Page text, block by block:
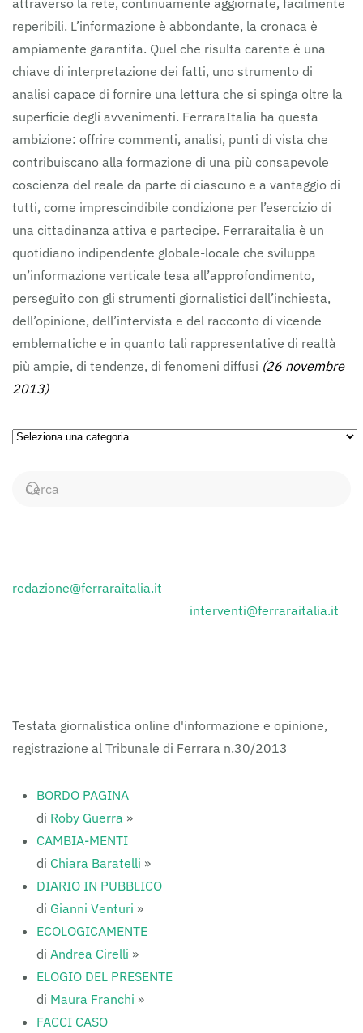
attraverso la rete, continuamente aggiornate, facilmente
reperibili. L’informazione è abbondante, la cronaca è
ampiamente garantita. Quel che risulta carente è una
chiave di interpretazione dei fatti, uno strumento di
analisi capace di fornire una lettura che si spinga oltre la
superficie degli avvenimenti. FerraraItalia ha questa
ambizione: offrire commenti, analisi, punti di vista che
contribuiscano alla formazione di una più consapevole
coscienza del reale da parte di ciascuno e a vantaggio di
tutti, come imprescindibile condizione per l’esercizio di
una cittadinanza attiva e partecipe. Ferraraitalia è un
quotidiano indipendente globale-locale che sviluppa
un’informazione verticale tesa all’approfondimento,
perseguito con gli strumenti giornalistici dell’inchiesta,
dell’opinione, dell’intervista e del racconto di vicende
emblematiche e in quanto tali rappresentative di realtà
più ampie, di tendenze, di fenomeni diffusi (26 novembre
2013)
Ricerca
Categorie
redazione@ferraraitalia.it
interventi@ferraraitalia.it
Testata giornalistica online d'informazione e opinione,
registrazione al Tribunale di Ferrara n.30/2013
BORDO PAGINA
di Roby Guerra »
CAMBIA-MENTI
di Chiara Baratelli »
DIARIO IN PUBBLICO
di Gianni Venturi »
ECOLOGICAMENTE
di Andrea Cirelli »
ELOGIO DEL PRESENTE
di Maura Franchi »
FACCI CASO